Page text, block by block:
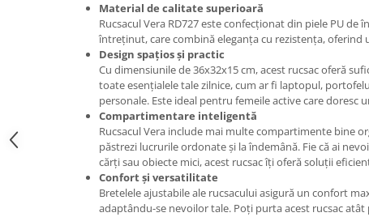
Material de calitate superioară
Rucsacul Vera RD727 este confecționat din piele PU de
întreținut, care combină eleganța cu rezistența, oferind
Design spațios și practic
Cu dimensiunile de 36x32x15 cm, acest rucsac oferă
toate esențialele tale zilnice, cum ar fi laptopul,
personale. Este ideal pentru femeile active care doresc
Compartimentare inteligentă
Rucsacul Vera include mai multe compartimente bine
păstrezi lucrurile ordonate și la îndemână. Fie că ai
cărți sau obiecte mici, acest rucsac îți oferă soluții
Confort și versatilitate
Bretelele ajustabile ale rucsacului asigură un confort
adaptându-se nevoilor tale. Poți purta acest rucsac atât